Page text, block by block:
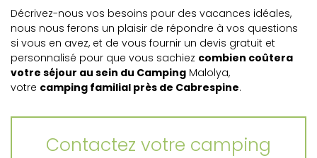
Décrivez-nous vos besoins pour des vacances idéales,
nous nous ferons un plaisir de répondre à vos questions
si vous en avez, et de vous fournir un devis gratuit et
personnalisé pour que vous sachiez combien coûtera
votre séjour au sein du Camping Malolya,
votre camping familial près de Cabrespine.
Contactez votre camping